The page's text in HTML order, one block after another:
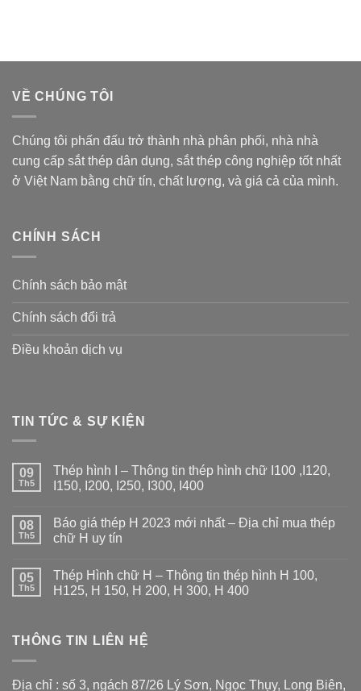
VỀ CHÚNG TÔI
Chúng tôi phấn đấu trở thành nhà phân phối, nhà nhà
cung cấp sắt thép dân dụng, sắt thép công nghiệp tốt nhất
ở Việt Nam bằng chữ tín, chất lượng, và giá cả của mình.
CHÍNH SÁCH
Chính sách bảo mật
Chính sách đổi trả
Điều khoản dịch vụ
TIN TỨC & SỰ KIỆN
09
Th5
Thép hình I – Thông tin thép hình chữ I100 ,I120,
I150, I200, I250, I300, I400
bình
luận
ở
–
Thông
chữ
I200,
08
Th5
Báo giá thép H 2023 mới nhất – Địa chỉ mua thép
chữ H uy tín
bình
luận
ở
H
–
05
Th5
Thép Hình chữ H – Thông tin thép hình H 100,
H125, H 150, H 200, H 300, H 400
luận
chữ
THÔNG TIN LIÊN HỆ
Địa chỉ : số 3, ngách 87/26 Lý Sơn, Ngọc Thụy, Long Biên,